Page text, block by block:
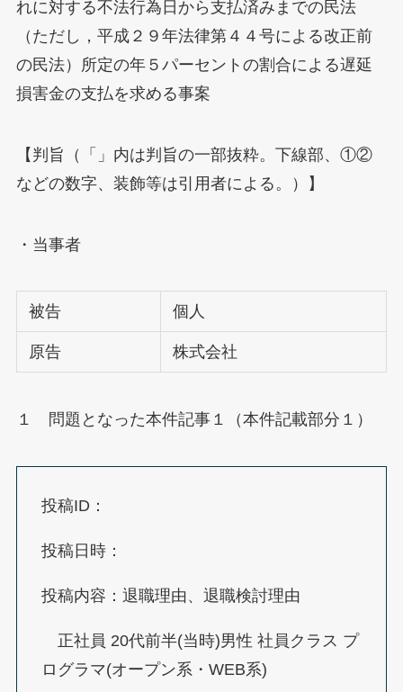
れに対する不法行為日から支払済みまでの民法
（ただし，平成２９年法律第４４号による改正前
の民法）所定の年５パーセントの割合による遅延
損害金の支払を求める事案
【判旨（「」内は判旨の一部抜粋。下線部、①②
などの数字、装飾等は引用者による。）】
・当事者
被告 個人
原告 株式会社
１ 問題となった本件記事１（本件記載部分１）
投稿ID：
投稿日時：
投稿内容：退職理由、退職検討理由
正社員 20代前半(当時)男性 社員クラス プ
ログラマ(オープン系・WEB系)